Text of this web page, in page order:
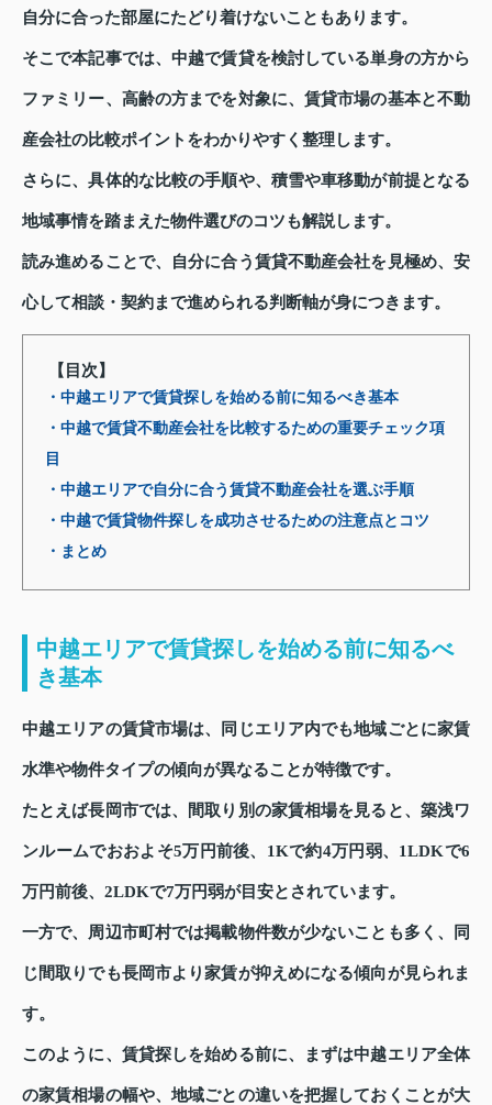
自分に合った部屋にたどり着けないこともあります。
そこで本記事では、中越で賃貸を検討している単身の方から
ファミリー、高齢の方までを対象に、賃貸市場の基本と不動
産会社の比較ポイントをわかりやすく整理します。
さらに、具体的な比較の手順や、積雪や車移動が前提となる
地域事情を踏まえた物件選びのコツも解説します。
読み進めることで、自分に合う賃貸不動産会社を見極め、安
心して相談・契約まで進められる判断軸が身につきます。
【目次】
・中越エリアで賃貸探しを始める前に知るべき基本
・中越で賃貸不動産会社を比較するための重要チェック項
目
・中越エリアで自分に合う賃貸不動産会社を選ぶ手順
・中越で賃貸物件探しを成功させるための注意点とコツ
・まとめ
中越エリアで賃貸探しを始める前に知るべ
き基本
中越エリアの賃貸市場は、同じエリア内でも地域ごとに家賃
水準や物件タイプの傾向が異なることが特徴です。
たとえば長岡市では、間取り別の家賃相場を見ると、築浅ワ
ンルームでおおよそ5万円前後、1Kで約4万円弱、1LDKで6
万円前後、2LDKで7万円弱が目安とされています。
一方で、周辺市町村では掲載物件数が少ないことも多く、同
じ間取りでも長岡市より家賃が抑えめになる傾向が見られま
す。
このように、賃貸探しを始める前に、まずは中越エリア全体
の家賃相場の幅や、地域ごとの違いを把握しておくことが大